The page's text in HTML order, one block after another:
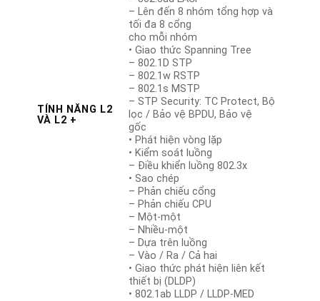
TÍNH NĂNG L2
VÀ L2 +
– Lên đến 8 nhóm tổng hợp và
tối đa 8 cổng
cho mỗi nhóm
• Giao thức Spanning Tree
– 802.1D STP
– 802.1w RSTP
– 802.1s MSTP
– STP Security: TC Protect, Bộ
lọc / Bảo vệ BPDU, Bảo vệ
gốc
• Phát hiện vòng lặp
• Kiểm soát luồng
– Điều khiển luồng 802.3x
• Sao chép
– Phản chiếu cổng
– Phản chiếu CPU
– Một-một
– Nhiều-một
– Dựa trên luồng
– Vào / Ra / Cả hai
• Giao thức phát hiện liên kết
thiết bị (DLDP)
• 802.1ab LLDP / LLDP-MED